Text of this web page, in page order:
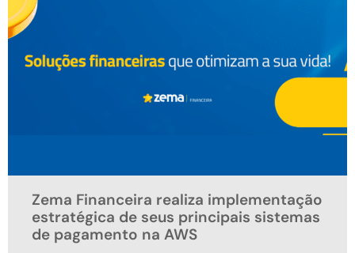
Zema Financeira realiza implementação
estratégica de seus principais sistemas
de pagamento na AWS